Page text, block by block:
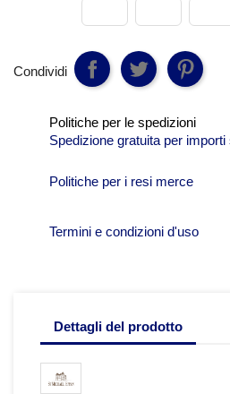
Condividi
Politiche per le spedizioni
Spedizione gratuita per
Politiche per i resi merce
Termini e condizioni d'uso
Dettagli del prodotto